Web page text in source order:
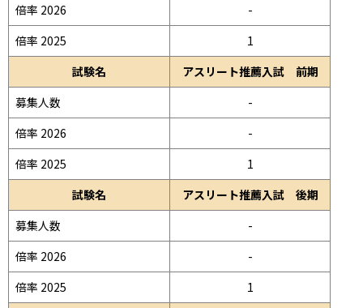
倍率 2026
-
倍率 2025
1
試験名
アスリート推薦入試 前期
募集人数
-
倍率 2026
-
倍率 2025
1
試験名
アスリート推薦入試 後期
募集人数
-
倍率 2026
-
倍率 2025
1